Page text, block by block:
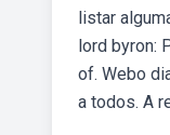
listar
lord byron:
of. Webo
a todos. A